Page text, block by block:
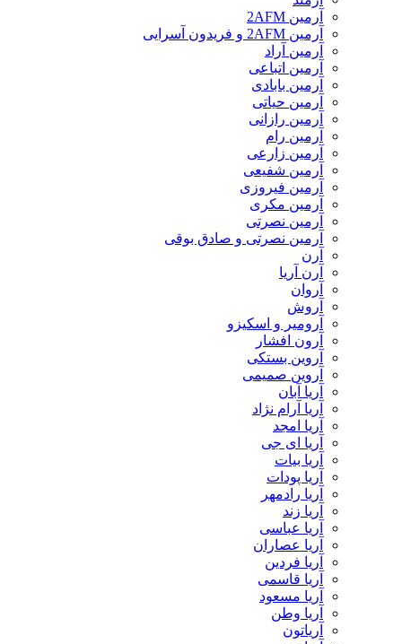
آرمین 2AFM
آرمین 2AFM و فریدون آسرایی
آرمین آراد
آرمین اتباعی
آرمین بابادی
آرمین حیاتی
آرمین رازانی
آرمین رام
آرمین زارعی
آرمین شفیعی
آرمین فیروزی
آرمین مکری
آرمین نصرتی
آرمین نصرتی و صادق بوقی
آرن
آرن آریا
آروان
آروش
آرومیر و اسکیزو
آرون افشار
آروین بستکی
آروین صمیمی
آریا آبان
آریا آرام نژاد
آریا امجد
آریا ای جی
آریا بیات
آریا پودات
آریا رادمهر
آریا زند
آریا عباسی
آریا عصاران
آریا فردین
آریا قاسمی
آریا مسعود
آریا وطن
آریاتون